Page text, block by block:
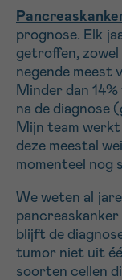
prognose. Elk
getroffen, zowel
negende meest
Minder dan
na de diagnose
Mijn team werkt
deze meestal
momenteel nog
We weten al
pancreaskanker
blijft de
tumor niet uit
soorten cellen